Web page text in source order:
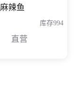
辣鱼
库存994
直营